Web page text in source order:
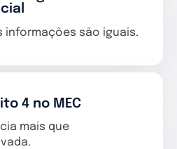
informações são iguais.
4 no MEC
mais que